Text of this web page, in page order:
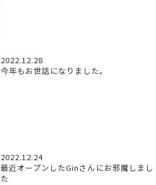
2022.12.28
今年もお世話になりました。
2022.12.24
最近オープンしたGinさんにお邪魔しまし
た